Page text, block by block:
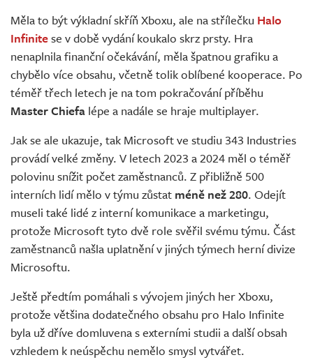
Živě
Měla to být výkladní skříň Xboxu, ale na střílečku Halo
Infinitese v době vydání koukalo skrz prsty. Hra
nenaplnila finanční očekávání, měla špatnou grafiku a
chybělo více obsahu, včetně tolik oblíbené kooperace. Po
téměř třech letech je na tom pokračování příběhu
Master Chiefa lépe a nadále se hraje multiplayer.
Jak se ale ukazuje, tak Microsoft ve studiu 343 Industries
provádí velké změny. V letech 2023 a 2024 měl o téměř
polovinu snížit počet zaměstnanců. Z přibližně 500
interních lidí mělo v týmu zůstat méně než 280. Odejít
museli také lidé z interní komunikace a marketingu,
protože Microsoft tyto dvě role svěřil svému týmu. Část
zaměstnanců našla uplatnění v jiných týmech herní divize
Microsoftu.
Ještě předtím pomáhali s vývojem jiných her Xboxu,
protože většina dodatečného obsahu pro Halo Infinite
byla už dříve domluvena s externími studii a další obsah
vzhledem k neúspěchu nemělo smysl vytvářet.